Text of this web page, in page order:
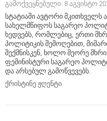
გამოქვეყნებული: 8 აგვისტო
სტატიაში ავტორი მკითხველს
სახელმწიფოს საგარეო
ხედვებს, რომლებიც, ერთი
პოლიტიკის შემოღებით,
შექმნისკენ, ხოლო მეორე
ფემინისტური საგარეო
და არსებულ გამოწვევებს.
ქრისტინე ჟღენტი